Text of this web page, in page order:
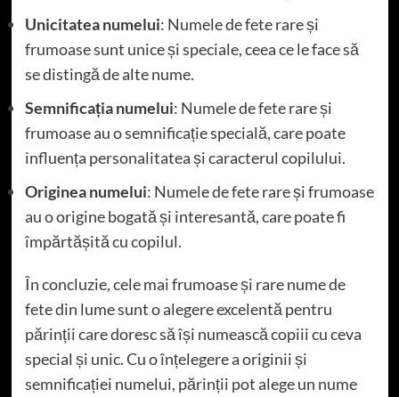
Unicitatea numelui: Numele de fete rare și
frumoase sunt unice și speciale, ceea ce le face să
se distingă de alte nume.
Semnificația numelui: Numele de fete rare și
frumoase au o semnificație specială, care poate
influența personalitatea și caracterul copilului.
Originea numelui: Numele de fete rare și frumoase
au o origine bogată și interesantă, care poate fi
împărtășită cu copilul.
În concluzie, cele mai frumoase și rare nume de
fete din lume sunt o alegere excelentă pentru
părinții care doresc să își numească copiii cu ceva
special și unic. Cu o înțelegere a originii și
semnificației numelui, părinții pot alege un nume